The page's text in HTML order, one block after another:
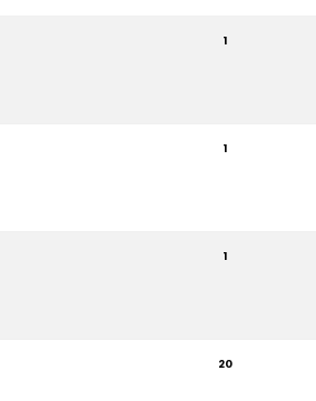
1
1
1
20